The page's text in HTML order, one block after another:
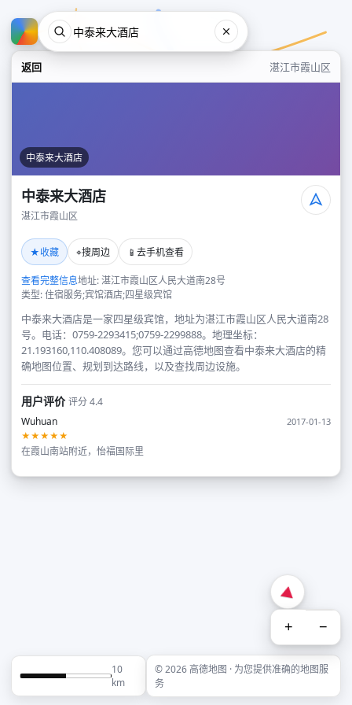
返回 湛江市霞山区
中泰来大酒店
中泰来大酒店
湛江市霞山区
★收藏 ⌖搜周边 📱 去手机查看
查看完整信息地址: 湛江市霞山区人民大道南28号
类型: 住宿服务;宾馆酒店;四星级宾馆
中泰来大酒店是一家四星级宾馆，地址为湛江市霞山区人民大道南28
号。电话：0759-2293415;0759-2299888。地理坐标：
21.193160,110.408089。您可以通过高德地图查看中泰来大酒店的精
确地图位置、规划到达路线，以及查找周边设施。
用户评价评分 4.4
Wuhuan
2017-01-13
★★★★★
在霞山南站附近，怡福国际里
+ −
10
km
© 2026 高德地图 · 为您提供准确的地图服
务